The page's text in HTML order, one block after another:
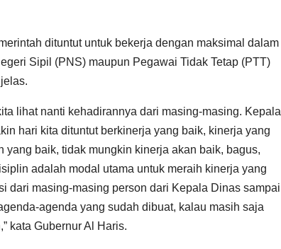
dituntut untuk bekerja dengan maksimal dalam
Sipil (PNS) maupun Pegawai Tidak Tetap (PTT)
lihat nanti kehadirannya dari masing-masing. Kepala
hari kita dituntut berkinerja yang baik, kinerja yang
baik, tidak mungkin kinerja akan baik, bagus,
adalah modal utama untuk meraih kinerja yang
dari masing-masing person dari Kepala Dinas sampai
agenda yang sudah dibuat, kalau masih saja
kata Gubernur Al Haris.